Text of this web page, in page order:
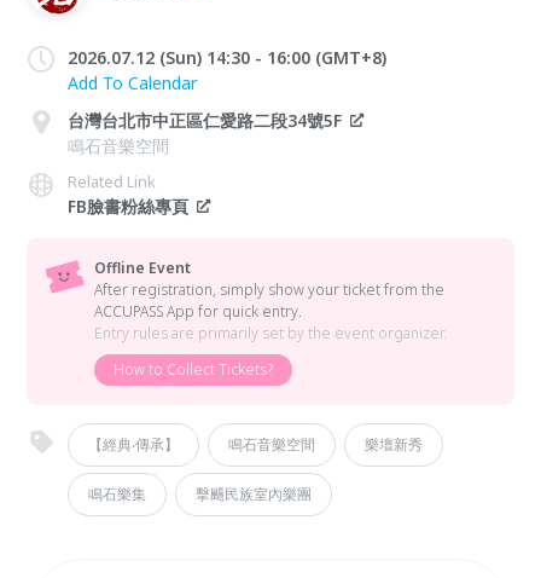
2026.07.12 (Sun) 14:30 - 16:00 (GMT+8)
Add To Calendar
台灣台北市中正區仁愛路二段34號5F
鳴石音樂空間
Related Link
FB臉書粉絲專頁
Offline Event
After registration, simply show your ticket from the
ACCUPASS App for quick entry.
Entry rules are primarily set by the event organizer.
How to Collect Tickets?
【經典‧傳承】 鳴石音樂空間 樂壇新秀
鳴石樂集 擊颺民族室內樂團